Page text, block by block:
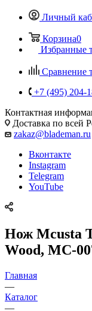
Личный
Корзина0
Избранные
Сравнение
+7 (495) 204-
Контактная
Доставка по всей
zakaz@blademan.ru
Вконтакте
Instagram
Telegram
YouTube
Нож Mcusta
Wood, MC-
Главная
—
Каталог
—